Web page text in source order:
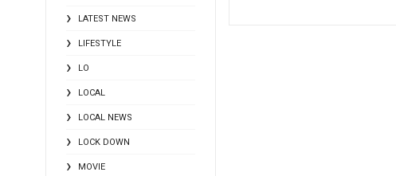
LATEST NEWS
LIFESTYLE
LO
LOCAL
LOCAL NEWS
LOCK DOWN
MOVIE